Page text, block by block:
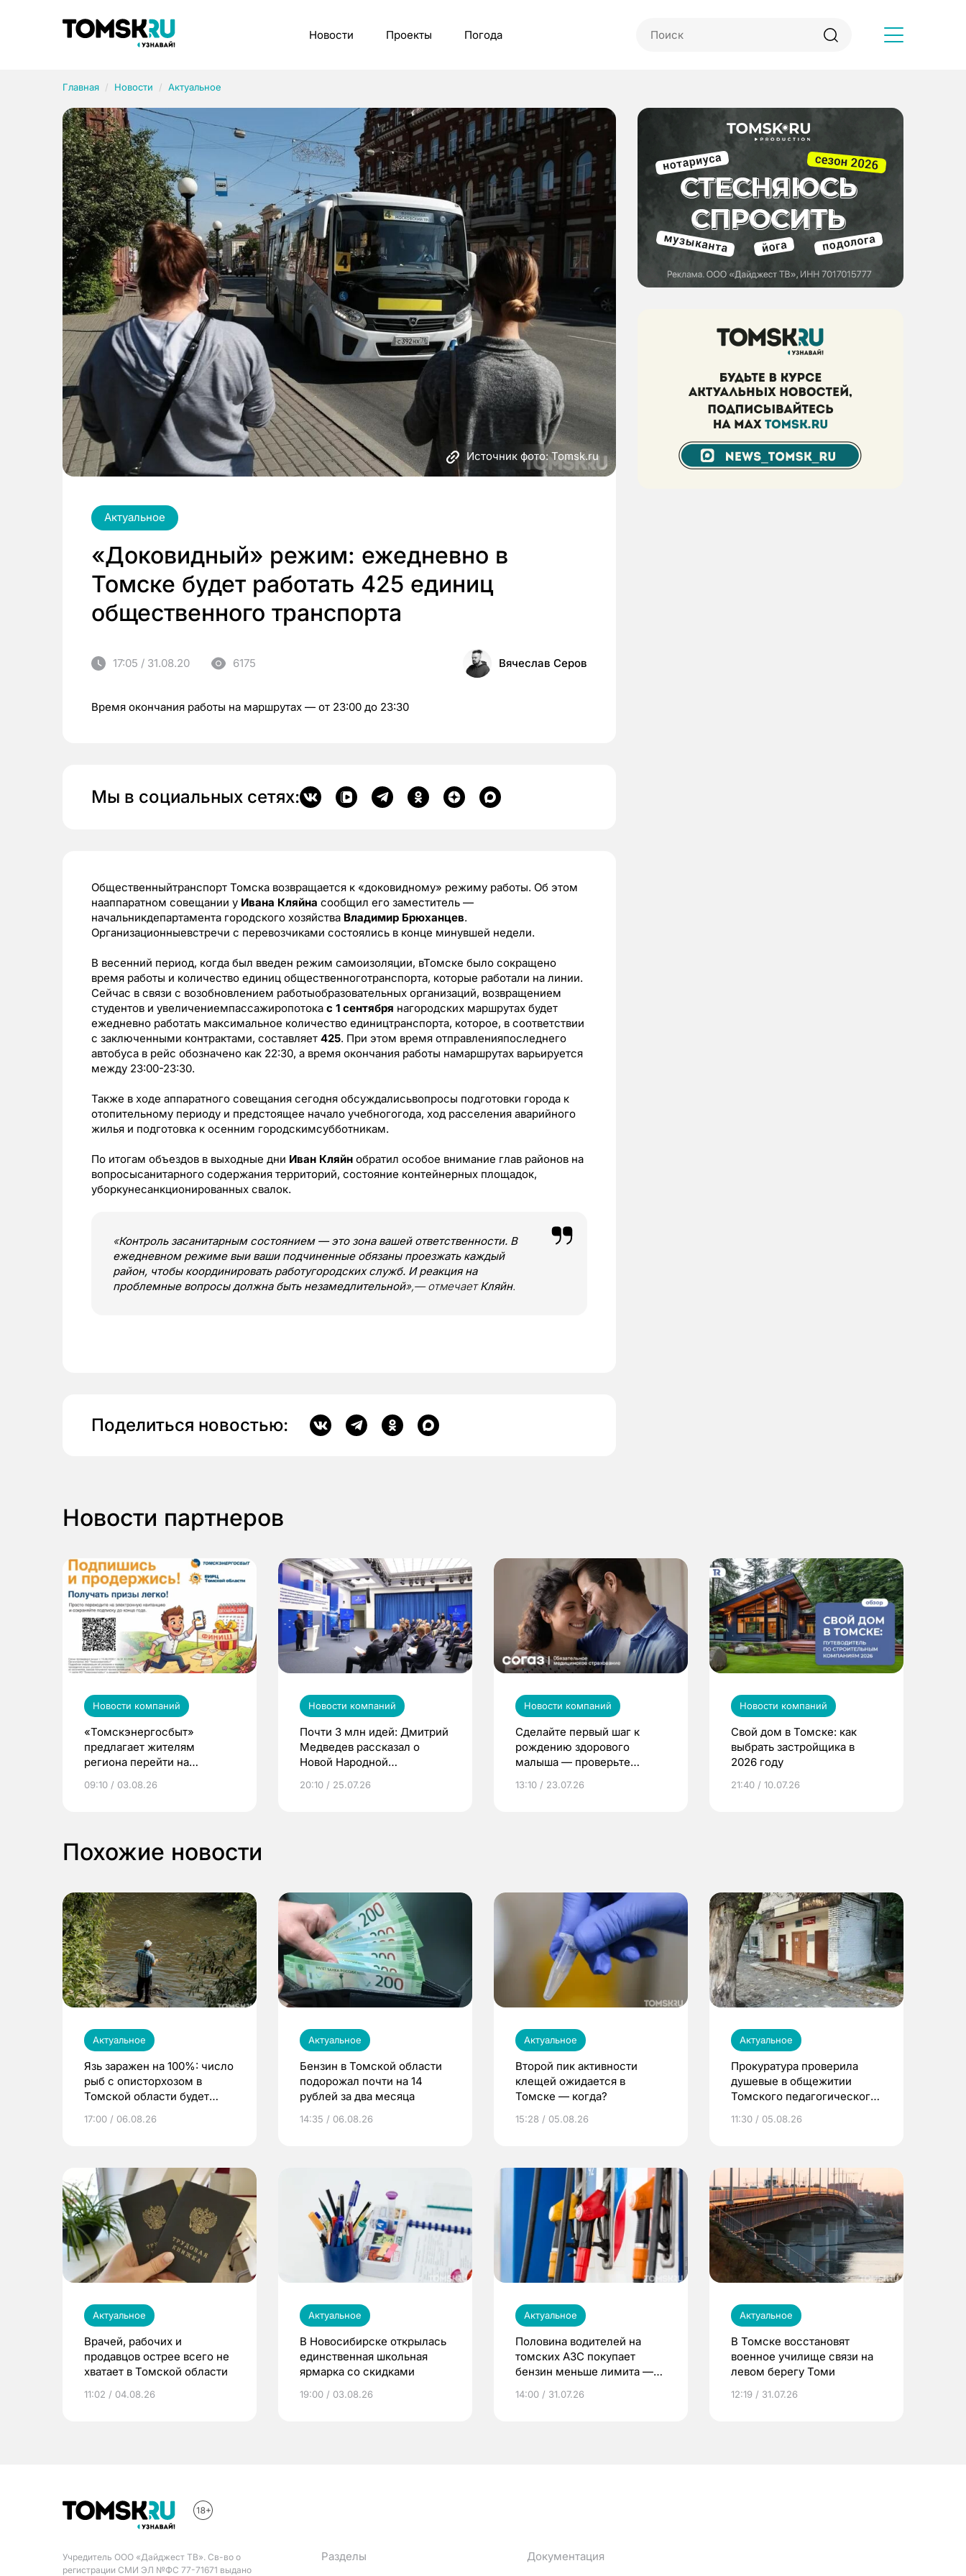
Новости Проекты Погода
Главная Новости Актуальное
Источник фото: Tomsk.ru
Актуальное
«Доковидный» режим: ежедневно в
Томске будет работать 425 единиц
общественного транспорта
17:05 / 31.08.20 6175 Вячеслав Серов
Время окончания работы на маршрутах — от 23:00 до 23:30
Мы в социальных сетях:
Общественныйтранспорт Томска возвращается к «доковидному» режиму работы. Об этом
нааппаратном совещании у Ивана Кляйна сообщил его заместитель —
начальникдепартамента городского хозяйства Владимир Брюханцев.
Организационныевстречи с перевозчиками состоялись в конце минувшей недели.
В весенний период, когда был введен режим самоизоляции, вТомске было сокращено
время работы и количество единиц общественноготранспорта, которые работали на линии.
Сейчас в связи с возобновлением работыобразовательных организаций, возвращением
студентов и увеличениемпассажиропотока с 1 сентября нагородских маршрутах будет
ежедневно работать максимальное количество едиництранспорта, которое, в соответствии
с заключенными контрактами, составляет 425. При этом время отправленияпоследнего
автобуса в рейс обозначено как 22:30, а время окончания работы намаршрутах варьируется
между 23:00-23:30.
Также в ходе аппаратного совещания сегодня обсуждалисьвопросы подготовки города к
отопительному периоду и предстоящее начало учебногогода, ход расселения аварийного
жилья и подготовка к осенним городскимсубботникам.
По итогам объездов в выходные дни Иван Кляйн обратил особое внимание глав районов на
вопросысанитарного содержания территорий, состояние контейнерных площадок,
уборкунесанкционированных свалок.
«Контроль засанитарным состоянием — это зона вашей ответственности. В
ежедневном режиме выи ваши подчиненные обязаны проезжать каждый
район, чтобы координировать работугородских служб. И реакция на
проблемные вопросы должна быть незамедлительной»,— отмечаетКляйн.
Поделиться новостью:
Новости партнеров
Новости компаний
«Томскэнергосбыт»
предлагает жителям
региона перейти на
выиграть призы
09:10 / 03.08.26
Новости компаний
Почти 3 млн идей: Дмитрий
Медведев рассказал о
Новой Народной
20:10 / 25.07.26
Новости компаний
Сделайте первый шаг к
рождению здорового
малыша — проверьте
по ОМС!
13:10 / 23.07.26
Новости компаний
Свой дом в Томске: как
выбрать застройщика в
2026 году
21:40 / 10.07.26
Похожие новости
Актуальное
Язь заражен на 100%: число
рыб с описторхозом в
Томской области будет
17:00 / 06.08.26
Актуальное
Бензин в Томской области
подорожал почти на 14
рублей за два месяца
14:35 / 06.08.26
Актуальное
Второй пик активности
клещей ожидается в
Томске — когда?
15:28 / 05.08.26
Актуальное
Прокуратура проверила
душевые в общежитии
Томского педагогического
11:30 / 05.08.26
Актуальное
Врачей, рабочих и
продавцов острее всего не
хватает в Томской области
11:02 / 04.08.26
Актуальное
В Новосибирске открылась
единственная школьная
ярмарка со скидками
19:00 / 03.08.26
Актуальное
Половина водителей на
томских АЗС покупает
бензин меньше лимита —
14:00 / 31.07.26
Актуальное
В Томске восстановят
военное училище связи на
левом берегу Томи
12:19 / 31.07.26
Учредитель ООО «Дайджест ТВ». Св-во о
регистрации СМИ ЭЛ №ФС 77-71671 выдано
Разделы
Документация
Рубрики